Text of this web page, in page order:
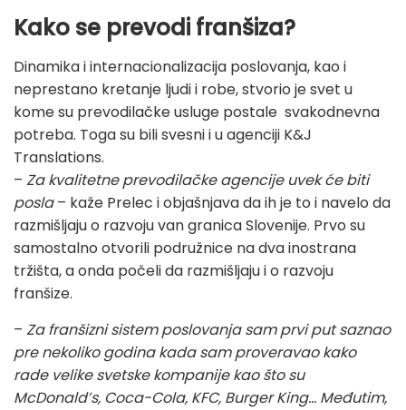
Kako se prevodi franšiza?
Dinamika i internacionalizacija poslovanja, kao i
neprestano kretanje ljudi i robe, stvorio je svet u
kome su prevodilačke usluge postale svakodnevna
potreba. Toga su bili svesni i u agenciji K&J
Translations.
– Za kvalitetne prevodilačke agencije uvek će biti
posla– kaže Prelec i objašnjava da ih je to i navelo da
razmišljaju o razvoju van granica Slovenije. Prvo su
samostalno otvorili podružnice na dva inostrana
tržišta, a onda počeli da razmišljaju i o razvoju
franšize.
– Za franšizni sistem poslovanja sam prvi put saznao
pre nekoliko godina kada sam proveravao kako
rade velike svetske kompanije kao što su
McDonald’s, Coca-Cola, KFC, Burger King... Međutim,